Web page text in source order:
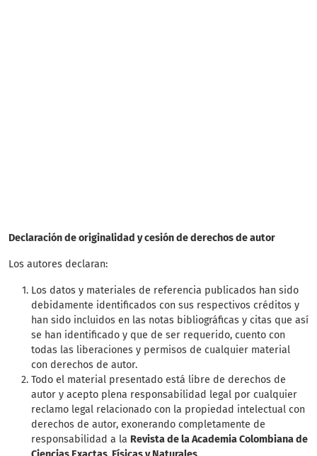
Declaración de originalidad y cesión de derechos de autor
Los autores declaran:
Los datos y materiales de referencia publicados han sido
debidamente identificados con sus respectivos créditos y
han sido incluidos en las notas bibliográficas y citas que así
se han identificado y que de ser requerido, cuento con
todas las liberaciones y permisos de cualquier material
con derechos de autor.
Todo el material presentado está libre de derechos de
autor y acepto plena responsabilidad legal por cualquier
reclamo legal relacionado con la propiedad intelectual con
derechos de autor, exonerando completamente de
responsabilidad a la Revista de la Academia Colombiana de